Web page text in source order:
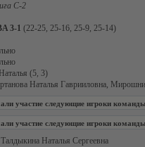
С-2
3-1 (22-25, 25-16, 25-9, 25-14)
(5, 3)
Наталья Гаврииловна,
участие следующие игроки
участие следующие игроки
Наталья Сергеевна